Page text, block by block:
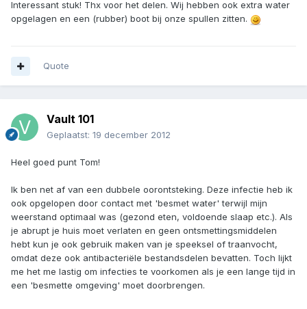
Interessant stuk! Thx voor het delen. Wij hebben ook extra water
opgelagen en een (rubber) boot bij onze spullen zitten.
Quote
Vault 101
Geplaatst: 19 december 2012
Heel goed punt Tom!
Ik ben net af van een dubbele oorontsteking. Deze infectie heb ik
ook opgelopen door contact met 'besmet water' terwijl mijn
weerstand optimaal was (gezond eten, voldoende slaap etc.). Als
je abrupt je huis moet verlaten en geen ontsmettingsmiddelen
hebt kun je ook gebruik maken van je speeksel of traanvocht,
omdat deze ook antibacteriële bestandsdelen bevatten. Toch lijkt
me het me lastig om infecties te voorkomen als je een lange tijd in
een 'besmette omgeving' moet doorbrengen.